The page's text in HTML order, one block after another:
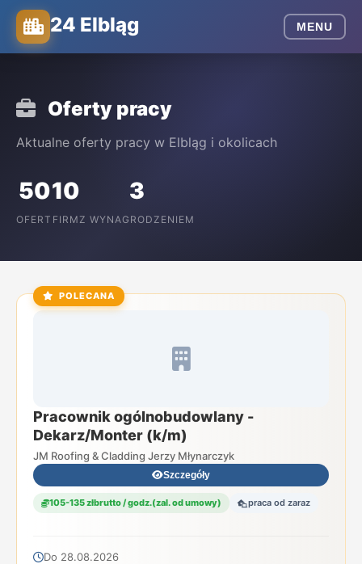
24 Elbląg MENU
Oferty pracy
Aktualne oferty pracy w Elbląg i okolicach
50
OFERT
10
FIRM
3
Z WYNAGRODZENIEM
POLECANA
Pracownik ogólnobudowlany -
Dekarz/Monter (k/m)
JM Roofing & Cladding Jerzy Młynarczyk
Szczegóły
105-135 złbrutto / godz.(zal. od umowy) praca od zaraz
Do 28.08.2026